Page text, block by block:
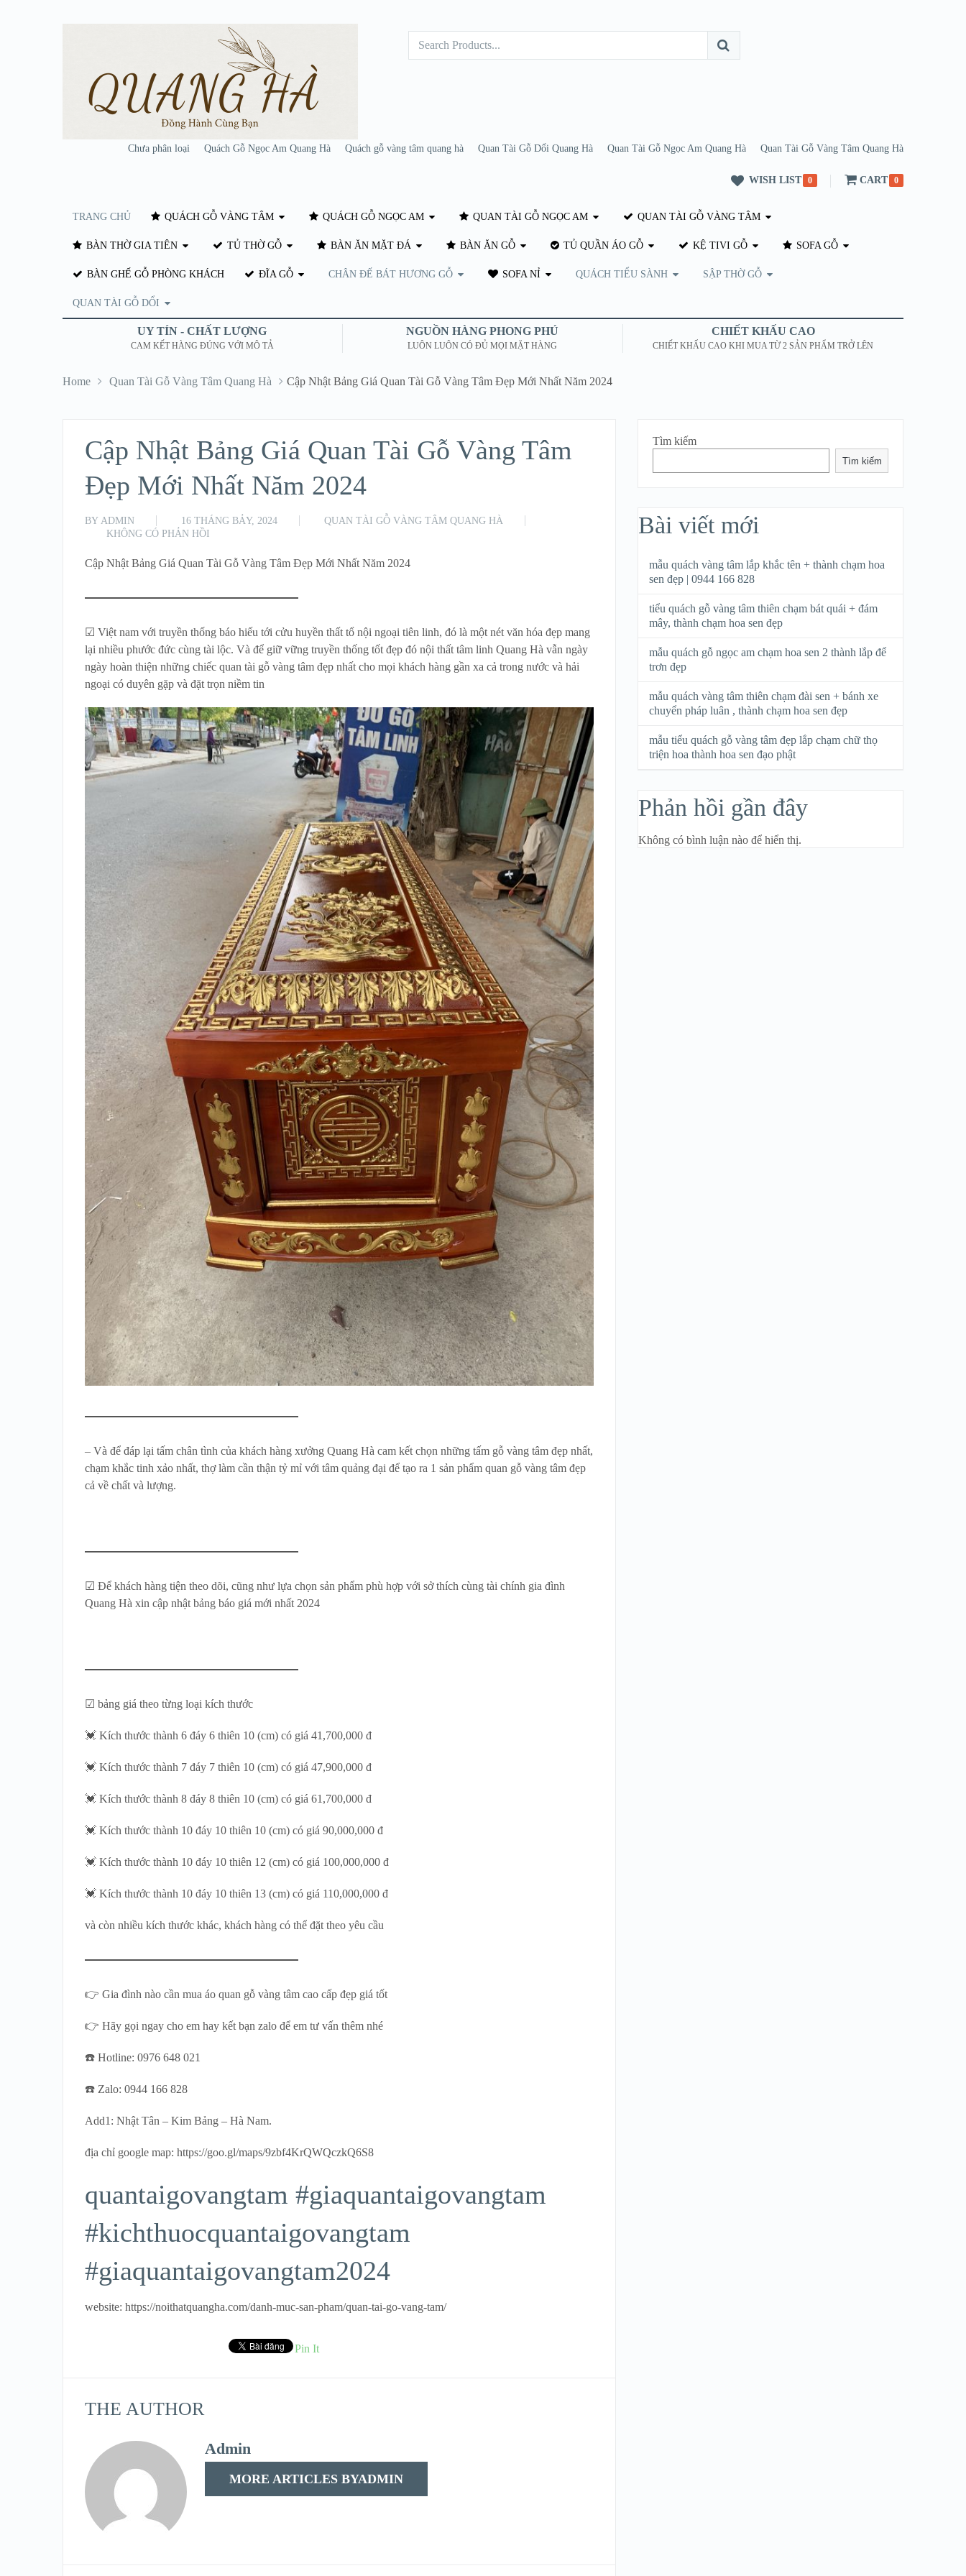
Chưa phân loại Quách Gỗ Ngọc Am Quang Hà Quách gỗ vàng tâm quang hà Quan Tài Gỗ Dổi Quang Hà Quan Tài Gỗ Ngọc Am Quang Hà Quan Tài Gỗ Vàng Tâm Quang Hà
WISH LIST 0 CART 0
TRANG CHỦ QUÁCH GỖ VÀNG TÂM QUÁCH GỖ NGỌC AM QUAN TÀI GỖ NGỌC AM QUAN TÀI GỖ VÀNG TÂM
BÀN THỜ GIA TIÊN TỦ THỜ GỖ BÀN ĂN MẶT ĐÁ BÀN ĂN GỖ TỦ QUẦN ÁO GỖ KỆ TIVI GỖ SOFA GỖ
BÀN GHẾ GỖ PHÒNG KHÁCH ĐĨA GỖ CHÂN ĐẾ BÁT HƯƠNG GỖ SOFA NỈ QUÁCH TIỂU SÀNH SẬP THỜ GỖ
QUAN TÀI GỖ DỔI
UY TÍN - CHẤT LƯỢNG
CAM KẾT HÀNG ĐÚNG VỚI MÔ TẢ
NGUỒN HÀNG PHONG PHÚ
LUÔN LUÔN CÓ ĐỦ MỌI MẶT HÀNG
CHIẾT KHẤU CAO
CHIẾT KHẤU CAO KHI MUA TỪ 2 SẢN PHẨM TRỞ LÊN
Home Quan Tài Gỗ Vàng Tâm Quang Hà Cập Nhật Bảng Giá Quan Tài Gỗ Vàng Tâm Đẹp Mới Nhất Năm 2024
Cập Nhật Bảng Giá Quan Tài Gỗ Vàng Tâm
Đẹp Mới Nhất Năm 2024
BY ADMIN 16 THÁNG BẢY, 2024
QUAN TÀI GỖ VÀNG TÂM QUANG HÀ
KHÔNG CÓ PHẢN HỒI
Cập Nhật Bảng Giá Quan Tài Gỗ Vàng Tâm Đẹp Mới Nhất Năm 2024
☑ Việt nam với truyền thống báo hiếu tới cửu huyền thất tổ nội ngoại tiên linh, đó là một nét văn hóa đẹp mang
lại nhiều phước đức cùng tài lộc. Và để giữ vững truyền thống tốt đẹp đó nội thất tâm linh Quang Hà vẫn ngày
ngày hoàn thiện những chiếc quan tài gỗ vàng tâm đẹp nhất cho mọi khách hàng gần xa cả trong nước và hải
ngoại có duyên gặp và đặt trọn niềm tin
– Và để đáp lại tấm chân tình của khách hàng xưởng Quang Hà cam kết chọn những tấm gỗ vàng tâm đẹp nhất,
chạm khắc tinh xảo nhất, thợ làm cần thận tỷ mỉ với tâm quảng đại để tạo ra 1 sản phẩm quan gỗ vàng tâm đẹp
cả về chất và lượng.
☑ Để khách hàng tiện theo dõi, cũng như lựa chọn sản phẩm phù hợp với sở thích cùng tài chính gia đình
Quang Hà xin cập nhật bảng báo giá mới nhất 2024
☑ bảng giá theo từng loại kích thước
💓 Kích thước thành 6 đáy 6 thiên 10 (cm) có giá 41,700,000 đ
💓 Kích thước thành 7 đáy 7 thiên 10 (cm) có giá 47,900,000 đ
💓 Kích thước thành 8 đáy 8 thiên 10 (cm) có giá 61,700,000 đ
💓 Kích thước thành 10 đáy 10 thiên 10 (cm) có giá 90,000,000 đ
💓 Kích thước thành 10 đáy 10 thiên 12 (cm) có giá 100,000,000 đ
💓 Kích thước thành 10 đáy 10 thiên 13 (cm) có giá 110,000,000 đ
và còn nhiều kích thước khác, khách hàng có thể đặt theo yêu cầu
👉 Gia đình nào cần mua áo quan gỗ vàng tâm cao cấp đẹp giá tốt
👉 Hãy gọi ngay cho em hay kết bạn zalo để em tư vấn thêm nhé
☎️ Hotline: 0976 648 021
☎️ Zalo: 0944 166 828
Add1: Nhật Tân – Kim Bảng – Hà Nam.
địa chỉ google map: https://goo.gl/maps/9zbf4KrQWQczkQ6S8
quantaigovangtam #giaquantaigovangtam
#kichthuocquantaigovangtam
#giaquantaigovangtam2024
website: https://noithatquangha.com/danh-muc-san-pham/quan-tai-go-vang-tam/
Pin It
THE AUTHOR
Admin
MORE ARTICLES BYADMIN
Tìm kiếm
Tìm kiếm
Bài viết mới
mẫu quách vàng tâm lắp khắc tên + thành chạm hoa
sen đẹp | 0944 166 828
tiểu quách gỗ vàng tâm thiên chạm bát quái + đám
mây, thành chạm hoa sen đẹp
mẫu quách gỗ ngọc am chạm hoa sen 2 thành lắp để
trơn đẹp
mẫu quách vàng tâm thiên chạm đài sen + bánh xe
chuyển pháp luân , thành chạm hoa sen đẹp
mẫu tiểu quách gỗ vàng tâm đẹp lắp chạm chữ thọ
triện hoa thành hoa sen đạo phật
Phản hồi gần đây
Không có bình luận nào để hiển thị.